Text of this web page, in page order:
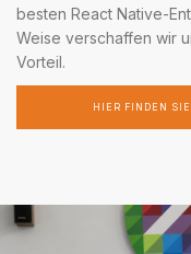
besten React Native-
Weise verschaffen wir
Vorteil.
HIER FINDEN